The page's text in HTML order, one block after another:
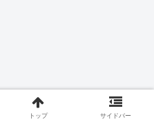
トップ サイドバー